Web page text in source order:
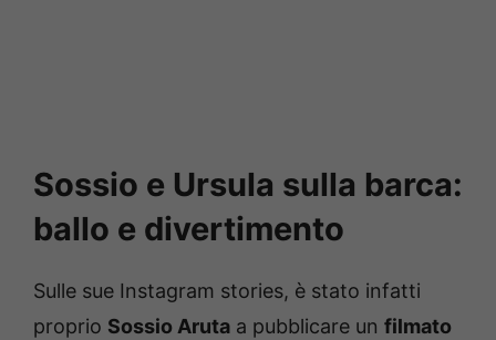
Sossio e Ursula sulla barca:
ballo e divertimento
Sulle sue Instagram stories, è stato infatti
proprio Sossio Aruta a pubblicare un filmato